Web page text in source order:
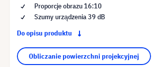
Proporcje obrazu 16:10
Szumy urządzenia 39 dB
Do opisu produktu
Obliczanie powierzchni projekcyjnej